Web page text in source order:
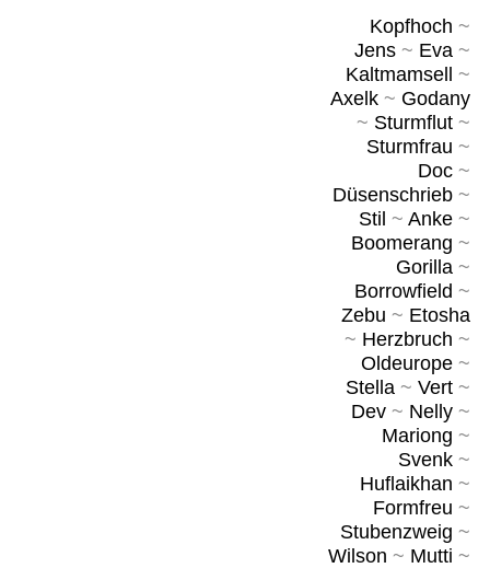
Kopfhoch ~
Jens~ Eva~
Kaltmamsell
~
Axelk~ Godany
~ Sturmflut~
Sturmfrau ~
Doc~
Düsenschrieb~
Stil ~ Anke~
Boomerang ~
Gorilla~
Borrowfield ~
Zebu ~ Etosha
~ Herzbruch ~
Oldeurope~
Stella~ Vert~
Dev~ Nelly~
Mariong ~
Svenk~
Huflaikhan ~
Formfreu ~
Stubenzweig ~
Wilson ~ Mutti ~